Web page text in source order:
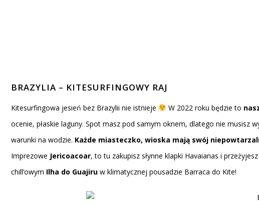
BRAZYLIA – KITESURFINGOWY RAJ
Kitesurfingowa jesień bez Brazylii nie istnieje W 2022 roku będzie to
ocenie, płaskie laguny. Spot masz pod samym oknem, dlatego nie musisz
warunki na wodzie. Każde miasteczko, wioska mają swój
Imprezowe Jericoacoar, to tu zakupisz słynne klapki Havaianas i
chill’owym Ilha do Guajiru w klimatycznej pousadzie Barraca do Kite!